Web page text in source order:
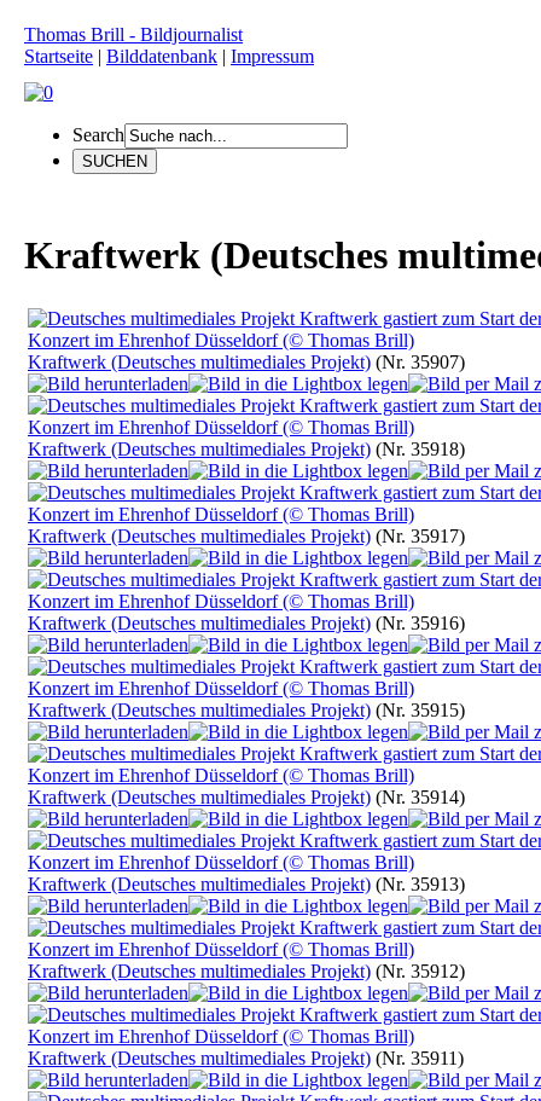
Thomas Brill - Bildjournalist
Startseite | Bilddatenbank | Impressum
Search
Kraftwerk (Deutsches
Kraftwerk (Deutsches multimediales Projekt) (Nr. 35907)
Kraftwerk (Deutsches multimediales Projekt) (Nr. 35918)
Kraftwerk (Deutsches multimediales Projekt) (Nr. 35917)
Kraftwerk (Deutsches multimediales Projekt) (Nr. 35916)
Kraftwerk (Deutsches multimediales Projekt) (Nr. 35915)
Kraftwerk (Deutsches multimediales Projekt) (Nr. 35914)
Kraftwerk (Deutsches multimediales Projekt) (Nr. 35913)
Kraftwerk (Deutsches multimediales Projekt) (Nr. 35912)
Kraftwerk (Deutsches multimediales Projekt) (Nr. 35911)